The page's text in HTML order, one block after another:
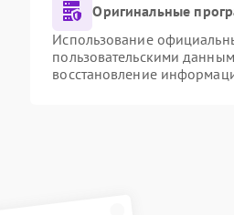
Оригинальные
Использование
пользовательскими
восстановление